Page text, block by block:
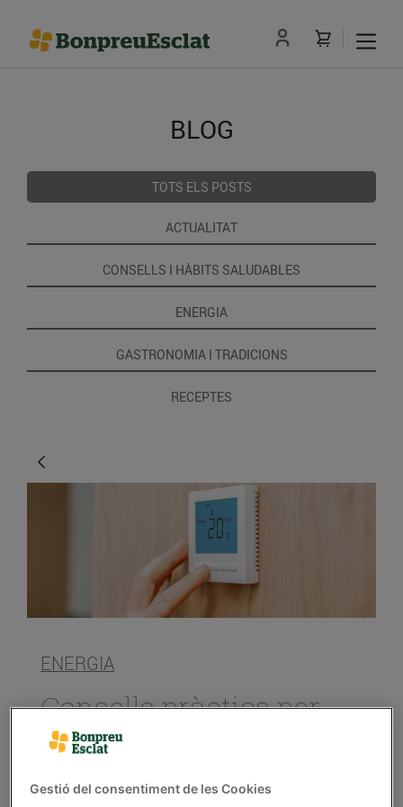
BLOG
TOTS ELS POSTS
ACTUALITAT
CONSELLS I HÀBITS SALUDABLES
ENERGIA
GASTRONOMIA I TRADICIONS
RECEPTES
ENERGIA
Consells pràctics per
estalviar energia i
diners amb la
calefacció
Gestió del consentiment de les Cookies